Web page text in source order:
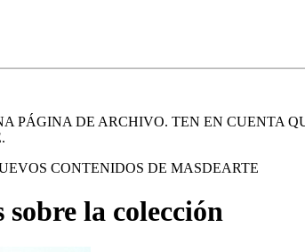
PÁGINA DE ARCHIVO. TEN EN CUENTA
CONTENIDOS DE MASDEARTE
sobre la colección